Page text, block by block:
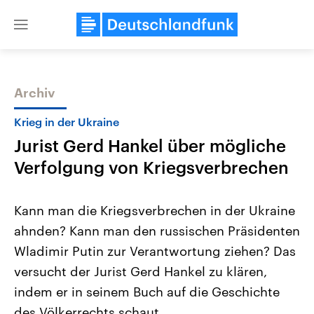
Close
Themen
Landtagswahl Sachsen-Anhalt
2026
Alle Informationen
Sachsen-Anhalt wählt am 6.
September 2026 einen neuen
Landtag. Seit 2021 wird das
Bundesland von einer Koalition aus
Aktuelle Beiträge,
Hintergründe
Wirtschaftlich und
gehören die Vereinigten
den mächtigsten Ländern
Archiv
Krieg in der Ukraine
Jurist Gerd Hankel über mögliche
Verfolgung von Kriegsverbrechen
Kann man die Kriegsverbrechen in der Ukraine
ahnden? Kann man den russischen Präsidenten
Wladimir Putin zur Verantwortung ziehen? Das
versucht der Jurist Gerd Hankel zu klären,
indem er in seinem Buch auf die Geschichte